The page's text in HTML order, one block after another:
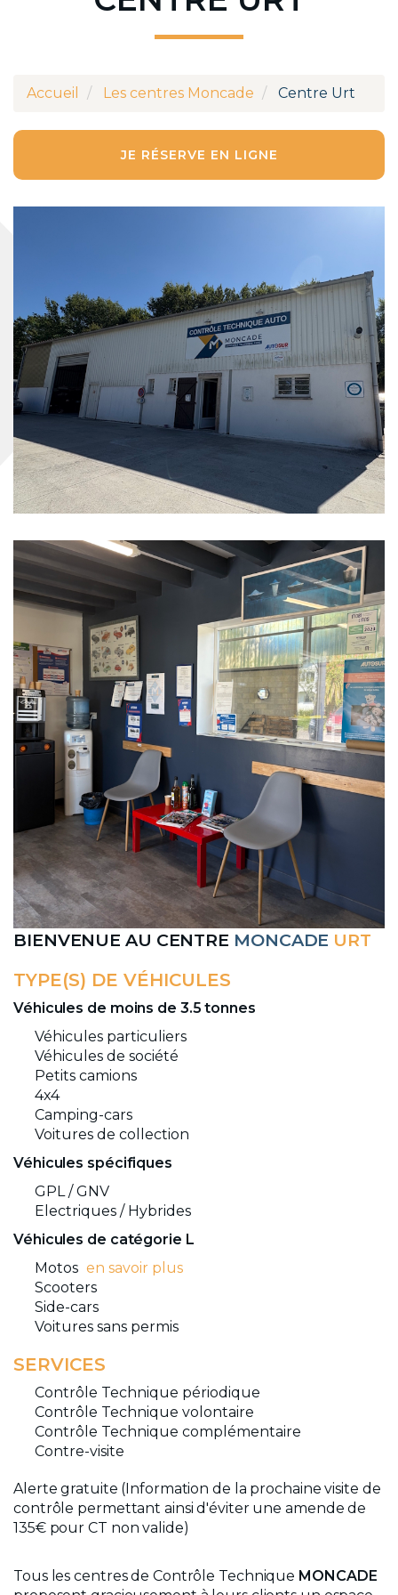
Accueil Les centres Moncade Centre Urt
BIENVENUE AU CENTRE MONCADE URT
TYPE(S) DE VÉHICULES
Véhicules de moins de 3.5 tonnes
Véhicules particuliers
Véhicules de société
Petits camions
4x4
Camping-cars
Voitures de collection
Véhicules spécifiques
GPL / GNV
Electriques / Hybrides
Véhicules de catégorie L
Motos en savoir plus
Scooters
Side-cars
Voitures sans permis
SERVICES
Contrôle Technique périodique
Contrôle Technique volontaire
Contrôle Technique complémentaire
Contre-visite
Alerte gratuite (Information de la prochaine visite de
contrôle permettant ainsi d'éviter une amende de
135€ pour CT non valide)
Tous les centres de Contrôle Technique MONCADE
JE RÉSERVE EN LIGNE